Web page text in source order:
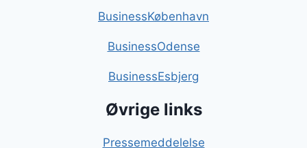
BusinessKøbenhavn
BusinessOdense
BusinessEsbjerg
Øvrige links
Pressemeddelelse